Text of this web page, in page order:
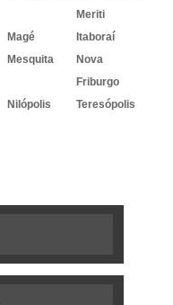
Meriti
Magé
Itaboraí
Mesquita
Nova
Friburgo
Nilópolis
Teresópolis